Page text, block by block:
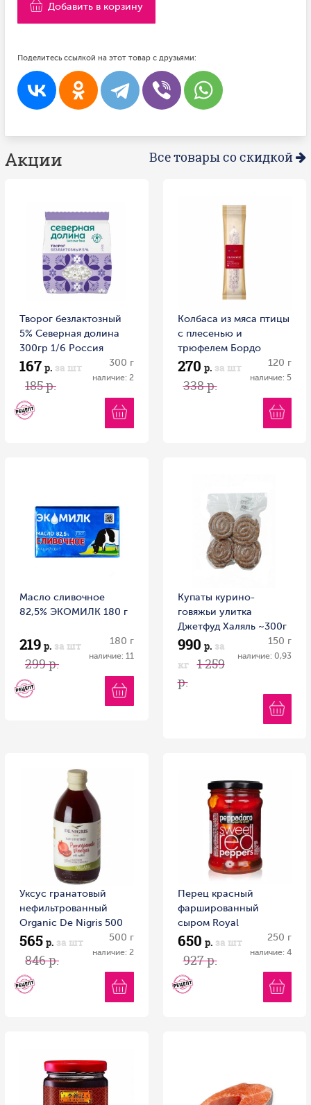
Добавить в корзину
Поделитесь ссылкой на этот товар с друзьями:
Акции Все товары со скидкой
Творог безлактозный
5% Северная долина
300гр 1/6 Россия
167 р. за шт
185 р.
300 г
наличие: 2
Колбаса из мяса птицы
с плесенью и
трюфелем Бордо
Галерея вкуса 120гр
1/12 Беларусь
270 р. за шт
338 р.
120 г
наличие: 5
Масло сливочное
82,5% ЭКОМИЛК 180 г
219 р. за шт
299 р.
180 г
наличие: 11
Купаты курино-
говяжьи улитка
Джетфуд Халяль ~300г
Россия
990 р. за
кг
1 259
р.
150 г
наличие: 0,93
Уксус гранатовый
нефильтрованный
Organic Dе Nigris 500
мл 1/6
565 р. за шт
846 р.
500 г
наличие: 2
Перец красный
фаршированный
сыром Royal
Mediterran DELPHI 250
г ст/б Греция
650 р. за шт
927 р.
250 г
наличие: 4